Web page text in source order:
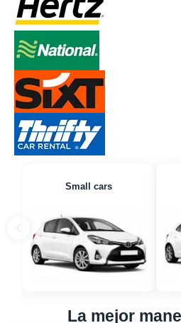
Small cars
La mejor